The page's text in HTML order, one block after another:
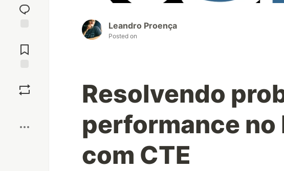
reaction
Comments
Leandro Proença
Posted on
Resolvendo
performance no
com CTE